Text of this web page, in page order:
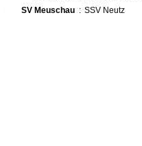
SV Meuschau : SSV Neutz